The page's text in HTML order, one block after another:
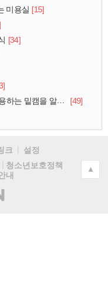
미용실 [15]
[34]
밑캠을 알아보자
[49]
크
설정
청소년보호정책
내
▲